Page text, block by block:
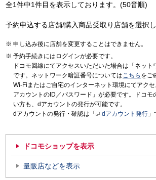
全1件中1件目を表示しております。(50音順)
予約申込する店舗/購入商品受取り店舗を選択し
申し込み後に店舗を変更することはできません。
予約手続きにはログインが必要です。
ドコモ回線にてアクセスいただいた場合は「ネッ
です。ネットワーク暗証番号についてはこちら をご
Wi-Fiまたはご自宅のインターネット環境にてアク
アカウントのID／パスワード」が必要です。ドコモ
い方も、dアカウントの発行が可能です。
dアカウントの発行・確認は「
dアカウント発行
ドコモショップを表示
量販店などを表示